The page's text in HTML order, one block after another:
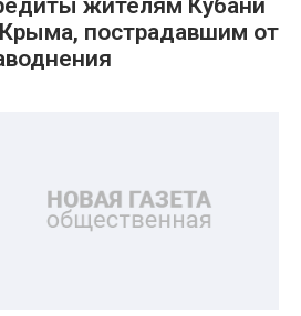
жителям Кубани
пострадавшим от